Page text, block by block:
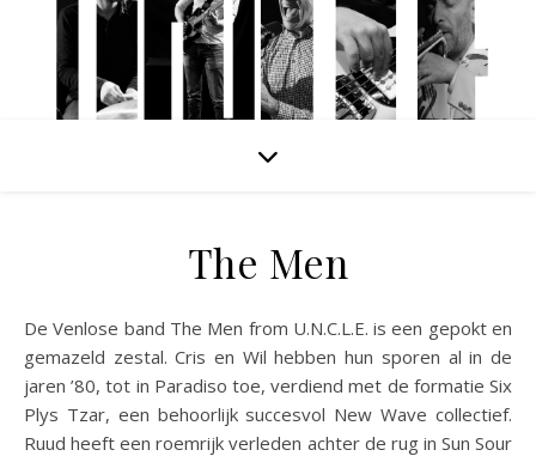
The Men
De Venlose band The Men from U.N.C.L.E. is een gepokt en
gemazeld zestal. Cris en Wil hebben hun sporen al in de
jaren ’80, tot in Paradiso toe, verdiend met de formatie Six
Plys Tzar, een behoorlijk succesvol New Wave collectief.
Ruud heeft een roemrijk verleden achter de rug in Sun Sour